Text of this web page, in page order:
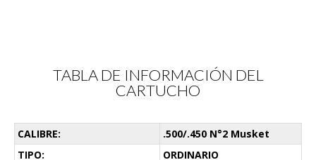
TABLA DE INFORMACIÓN DEL
CARTUCHO
CALIBRE:
.500/.450 N°2 Musket
TIPO:
ORDINARIO